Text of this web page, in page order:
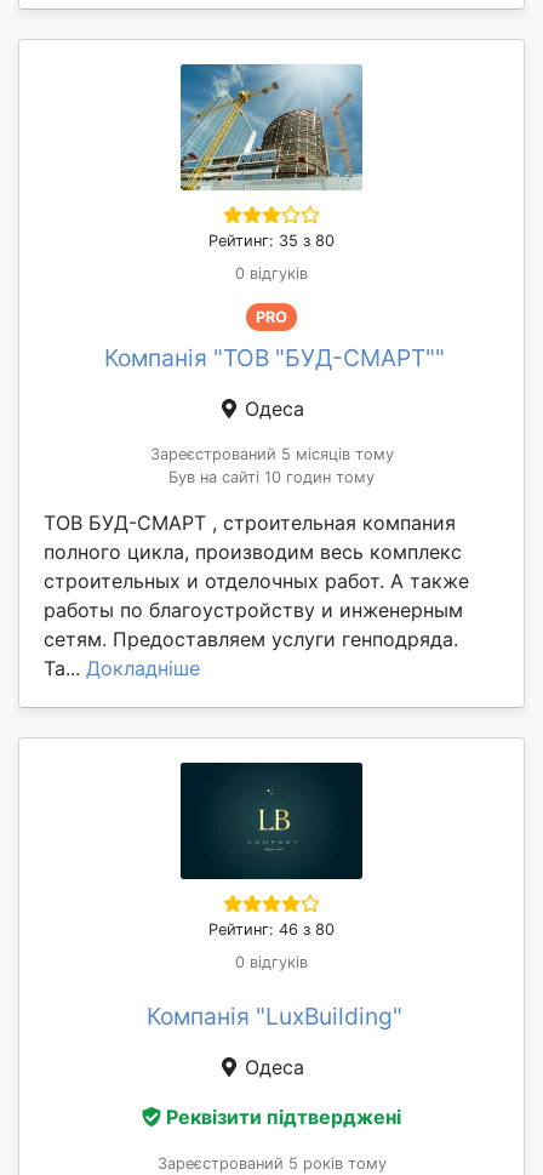
Рейтинг: 35 з 80
0 відгуків
PRO
Компанія "ТОВ "БУД-СМАРТ""
Одеса
Зареєстрований 5 місяців тому
Був на сайті 10 годин тому
ТОВ БУД-СМАРТ , строительная компания
полного цикла, производим весь комплекс
строительных и отделочных работ. А также
работы по благоустройству и инженерным
сетям. Предоставляем услуги генподряда.
Та... Докладніше
Рейтинг: 46 з 80
0 відгуків
Компанія "LuxBuilding"
Одеса
Реквізити підтверджені
Зареєстрований 5 років тому